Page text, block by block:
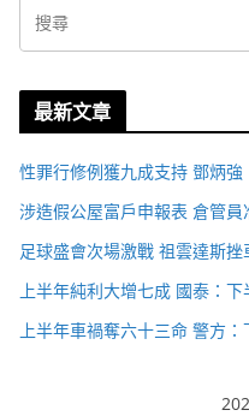
最新文章
性罪行修例獲九成支持 鄧炳
涉造假公屋富戶申報表 倉管員
足球盛會次場激戰 祖雲達斯挫
上半年純利大增七成 國泰：
上半年車禍奪六十三命 警方